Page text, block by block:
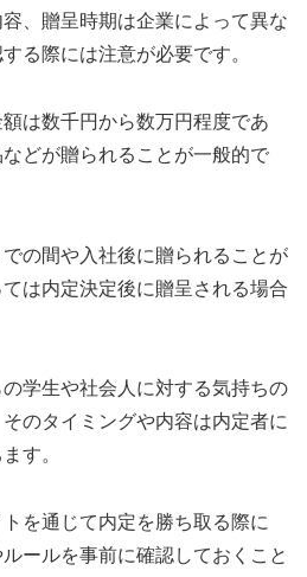
、贈呈時期は企業によって異な
る際には注意が必要です。
は数千円から数万円程度であ
どが贈られることが一般的で
の間や入社後に贈られることが
は内定決定後に贈呈される場合
学生や社会人に対する気持ちの
のタイミングや内容は内定者に
す。
を通じて内定を勝ち取る際に
ールを事前に確認しておくこと